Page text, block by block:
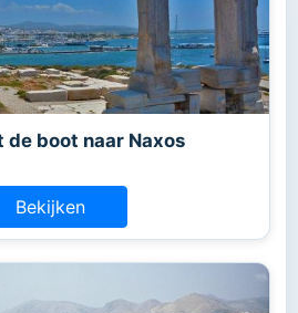
boot naar Naxos
Bekijken